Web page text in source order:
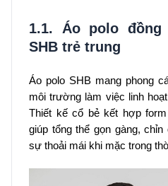
1.1. Áo polo đồng
SHB trẻ trung
Áo polo SHB mang phong
môi trường làm việc linh
Thiết kế cổ bẻ kết hợp
giúp tổng thể gọn gàng,
sự thoải mái khi mặc trong